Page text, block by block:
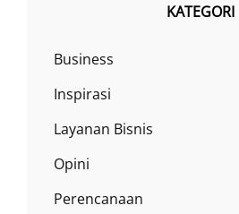
KATEGORI
Business
Inspirasi
Layanan Bisnis
Opini
Perencanaan